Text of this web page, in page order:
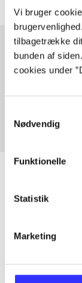
Vi bruger
tilbagetrække
bunden af
cookies under
Nødvendig
Funktionelle
Statistik
Marketing
Artikler